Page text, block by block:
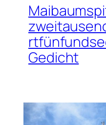
Gedicht